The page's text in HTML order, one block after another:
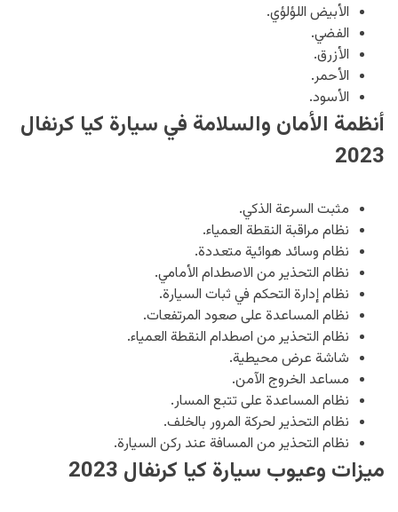
الأبيض اللؤلؤي.
الفضي.
الأزرق.
الأحمر.
الأسود.
أنظمة الأمان والسلامة في سيارة كيا كرنفال
2023
مثبت السرعة الذكي.
نظام مراقبة النقطة العمياء.
نظام وسائد هوائية متعددة.
نظام التحذير من الاصطدام الأمامي.
نظام إدارة التحكم في ثبات السيارة.
نظام المساعدة على صعود المرتفعات.
نظام التحذير من اصطدام النقطة العمياء.
شاشة عرض محيطية.
مساعد الخروج الآمن.
نظام المساعدة على تتبع المسار.
نظام التحذير لحركة المرور بالخلف.
نظام التحذير من المسافة عند ركن السيارة.
ميزات وعيوب سيارة كيا كرنفال 2023